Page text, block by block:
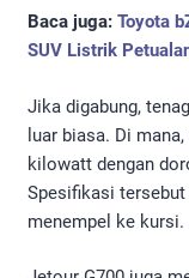
Baca juga: Toyota
SUV Listrik
Jika digabung,
luar biasa. Di
kilowatt dengan
Spesifikasi
menempel ke kursi.